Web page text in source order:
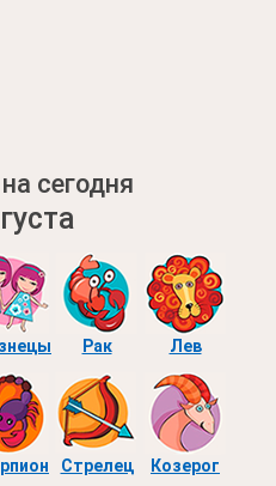
сегодня
Рак Лев
Стрелец Козерог